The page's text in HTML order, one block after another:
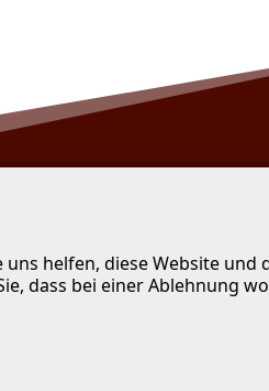
helfen, diese Website
dass bei einer Ablehnung